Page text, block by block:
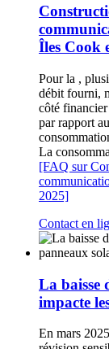
Îles Cook
Pour la ,
débit fourni,
côté financier
par rapport
La
[FAQ sur
2025]
Contact en
La baisse
impacte
En mars